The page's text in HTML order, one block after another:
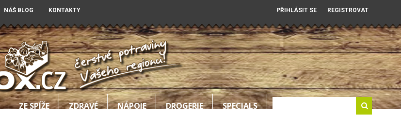
NÁŠ BLOG KONTAKTY PŘIHLÁSIT SE REGISTROVAT
ZE SPÍŽE ZDRAVÉ NÁPOJE DROGERIE SPECIALS